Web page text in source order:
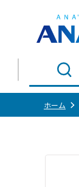
ホーム